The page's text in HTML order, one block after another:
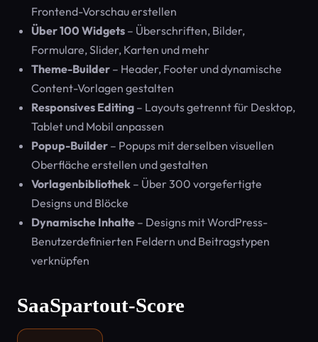
Frontend-Vorschau erstellen
Über 100 Widgets – Überschriften, Bilder,
Formulare, Slider, Karten und mehr
Theme-Builder – Header, Footer und dynamische
Content-Vorlagen gestalten
Responsives Editing – Layouts getrennt für Desktop,
Tablet und Mobil anpassen
Popup-Builder – Popups mit derselben visuellen
Oberfläche erstellen und gestalten
Vorlagenbibliothek – Über 300 vorgefertigte
Designs und Blöcke
Dynamische Inhalte – Designs mit WordPress-
Benutzerdefinierten Feldern und Beitragstypen
verknüpfen
SaaSpartout-Score